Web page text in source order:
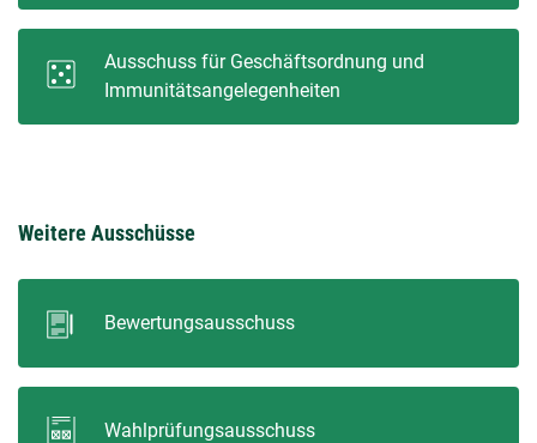
Ausschuss für Geschäftsordnung und
Immunitätsangelegenheiten
Weitere Ausschüsse
Bewertungsausschuss
Wahlprüfungsausschuss